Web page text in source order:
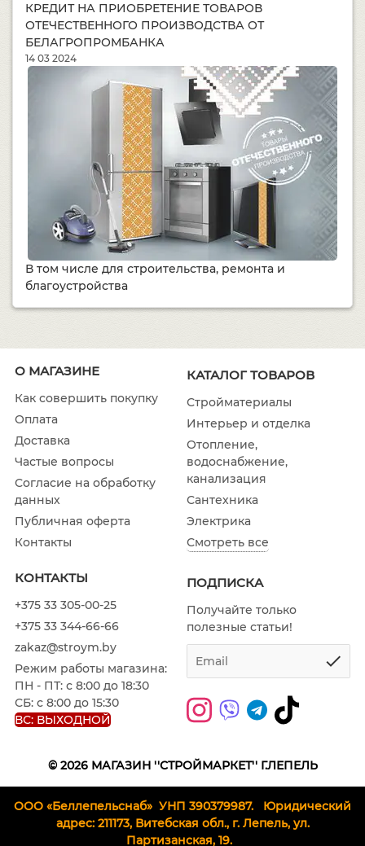
КРЕДИТ НА ПРИОБРЕТЕНИЕ ТОВАРОВ
ОТЕЧЕСТВЕННОГО ПРОИЗВОДСТВА ОТ
БЕЛАГРОПРОМБАНКА
14 03 2024
В том числе для строительства, ремонта и
благоустройства
О МАГАЗИНЕ
Как совершить покупку
Оплата
Доставка
Частые вопросы
Согласие на обработку
данных
Публичная оферта
Контакты
КАТАЛОГ ТОВАРОВ
Стройматериалы
Интерьер и отделка
Отопление,
водоснабжение,
канализация
Сантехника
Электрика
Смотреть все
КОНТАКТЫ
+375 33 305-00-25
+375 33 344-66-66
zakaz@stroym.by
Режим работы магазина:
ПН - ПТ: с 8:00 до 18:30
СБ: с 8:00 до 15:30
ВС: ВЫХОДНОЙ
ПОДПИСКА
Получайте только
полезные статьи!
© 2026 МАГАЗИН ''СТРОЙМАРКЕТ'' Г.ЛЕПЕЛЬ
ООО «Беллепельснаб» УНП 390379987. Юридический
адрес: 211173, Витебская обл., г. Лепель, ул.
Партизанская, 19.